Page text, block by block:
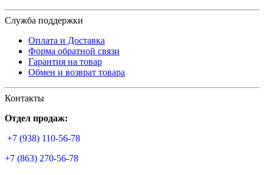
Служба поддержки
Оплата и Доставка
Форма обратной связи
Гарантия на товар
Обмен и возврат товара
Контакты
Отдел продаж:
+7 (938) 110-56-78
+7 (863) 270-56-78